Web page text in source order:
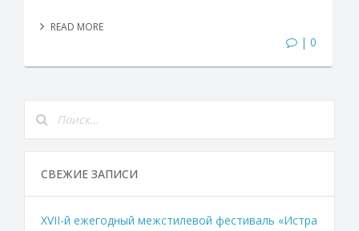
READ MORE
| 0
СВЕЖИЕ ЗАПИСИ
XVII-й ежегодный межстилевой фестиваль «Истра